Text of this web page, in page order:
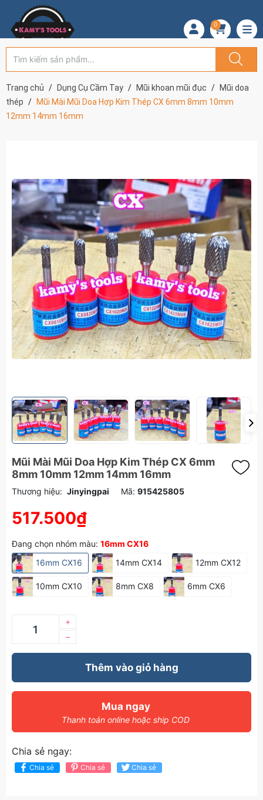
0
Trang chủ Dụng Cụ Cầm Tay Mũi khoan mũi đục
Mũi doa
thép
Mũi Mài Mũi Doa Hợp Kim Thép CX 6mm 8mm 10mm
12mm 14mm 16mm
Mũi Mài Mũi Doa Hợp Kim Thép CX 6mm
8mm 10mm 12mm 14mm 16mm
Thương hiệu: Jinyingpai Mã: 915425805
517.500₫
Đang chọn nhóm màu: 16mm CX16
16mm CX16
14mm CX14 12mm CX12
10mm CX10 8mm CX8 6mm CX6
–
+
Thêm vào giỏ hàng
Mua ngay
Thanh toán online hoặc ship COD
Chia sẻ ngay:
Chia sẻ Chia sẻ Chia sẻ